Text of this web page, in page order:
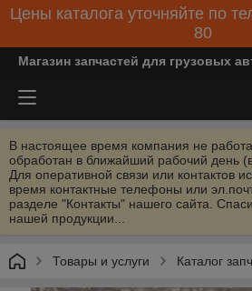
Цены каталога уточняйте по
80
Магазин запчастей для грузовых
В настоящее время компания не
обработан в ближайший рабочий день (в
Для оперативной связи или контактов
время контактные телефоны или
разделе "Контакты" нашего сайта.
нашей продукции...
Товары и услуги Каталог